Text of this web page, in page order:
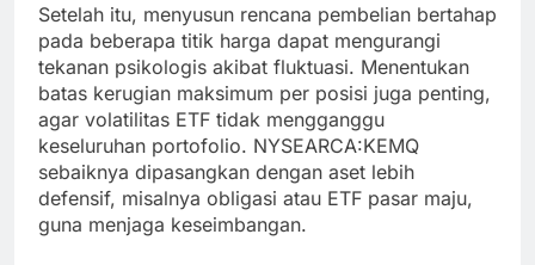
Setelah itu, menyusun rencana pembelian bertahap
pada beberapa titik harga dapat mengurangi
tekanan psikologis akibat fluktuasi. Menentukan
batas kerugian maksimum per posisi juga penting,
agar volatilitas ETF tidak mengganggu
keseluruhan portofolio. NYSEARCA:KEMQ
sebaiknya dipasangkan dengan aset lebih
defensif, misalnya obligasi atau ETF pasar maju,
guna menjaga keseimbangan.